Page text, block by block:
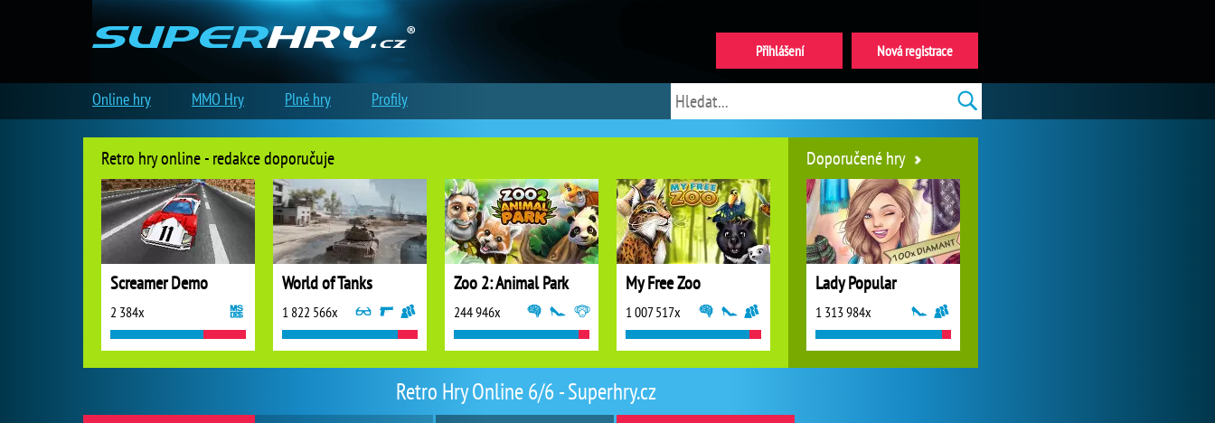
Retro Hry Online 6/6 - Superhry.cz
Retro hry online - redakce doporučuje
Screamer Demo
2 384x
World of Tanks
1 822 566x
Zoo 2: Animal Park
244 946x
My Free Zoo
1 007 517x
Doporučené hry
Lady Popular
1 313 984x
Nová registrace
Přihlášení
Online hry MMO Hry Plné hry Profily